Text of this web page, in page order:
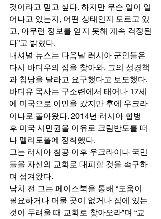
것이라고 믿고 싶다. 하지만 무슨 일이 일
어나고 있는지, 어떤 상태인지 모르고 있
고, 아무런 정보를 얻지 못해 계속 걱정된
다”고 밝혔다.
내셔널 뉴스는 다음날 러시아 군인들은
다시 바디우의 집을 찾아와, 그의 성경책
과 침낭을 달라고 요구했다고 보도했다.
바디유 목사는 구소련에서 태어나 17세
에 미국으로 이민을 갔지만 후에 우크라
이나로 돌아왔다. 2014년 러시아 합병
후 미국 시민권을 이유로 크림반도를 떠
나 멜리토폴에 정착했다.
그는 러시아 침공 이후 우크라이나 국민
들을 자신의 교회로 대피할 것을 촉구하
며 섬겨왔다.
납치 전 그는 페이스북을 통해 “도움이
필요하거나 머물 곳이 없거나 집에 있는
것이 두려울 때 교회로 찾아오라”며 “교